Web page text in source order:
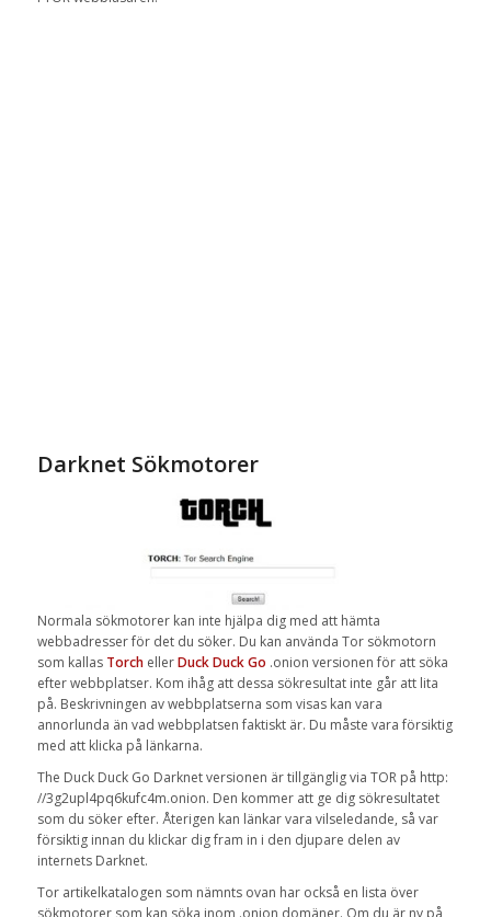
Darknet Sökmotorer
Normala sökmotorer kan inte hjälpa dig med att hämta
webbadresserför det du söker. Du kan använda Torsökmotorn
som kallas Torch eller Duck Duck Go .onion versionen för att söka
efter webbplatser. Kom ihåg att dessa sökresultat inte går att lita
på. Beskrivningen avwebbplatserna som visas kan vara
annorlunda än vad webbplatsen faktiskt är. Du måste vara försiktig
med att klicka på länkarna.
The Duck Duck Go Darknet versionen är tillgänglig via TOR på http:
//3g2upl4pq6kufc4m.onion. Den kommer att ge dig sökresultatet
som du söker efter. Återigen kan länkar vara vilseledande, så var
försiktig innan du klickar dig fram in i den djupare delen av
internets Darknet.
Tor artikelkatalogen som nämnts ovan har också en lista över
sökmotorer som kan söka inom .onion domäner. Om du är ny på